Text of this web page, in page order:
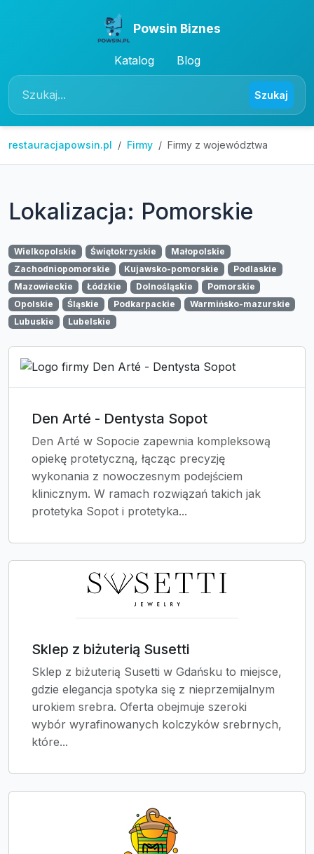
Powsin Biznes
Katalog Blog
Szukaj
restauracjapowsin.pl Firmy Firmy z województwa
Lokalizacja: Pomorskie
Wielkopolskie Świętokrzyskie
Małopolskie
Zachodniopomorskie
Kujawsko-pomorskie
Podlaskie
Mazowieckie
Łódzkie Dolnośląskie
Pomorskie
Opolskie
Śląskie Podkarpackie
Warmińsko-mazurskie
Lubuskie
Lubelskie
Den Arté - Dentysta Sopot
Den Arté w Sopocie zapewnia kompleksową
opiekę protetyczną, łącząc precyzję
wykonania z nowoczesnym podejściem
klinicznym. W ramach rozwiązań takich jak
protetyka Sopot i protetyka...
Sklep z biżuterią Susetti
Sklep z biżuterią Susetti w Gdańsku to miejsce,
gdzie elegancja spotyka się z nieprzemijalnym
urokiem srebra. Oferta obejmuje szeroki
wybór wyrafinowanych kolczyków srebrnych,
które...